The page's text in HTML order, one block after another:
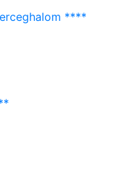
****